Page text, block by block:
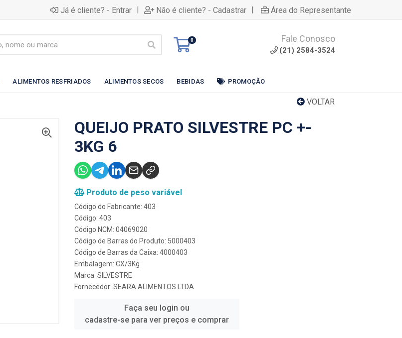
Já é cliente? - Entrar | Não é cliente? - Cadastrar | Área do Representante
0 Fale Conosco
(21) 2584-3524
ALIMENTOS RESFRIADOS ALIMENTOS SECOS BEBIDAS PROMOÇÃO
VOLTAR
QUEIJO PRATO SILVESTRE PC +-
3KG 6
Produto de peso variável
Código do Fabricante: 403
Código: 403
Código NCM: 04069020
Código de Barras do Produto: 5000403
Código de Barras da Caixa: 4000403
Embalagem: CX/3Kg
Marca: SILVESTRE
Fornecedor: SEARA ALIMENTOS LTDA
Faça seu login ou
cadastre-se para ver preços e comprar